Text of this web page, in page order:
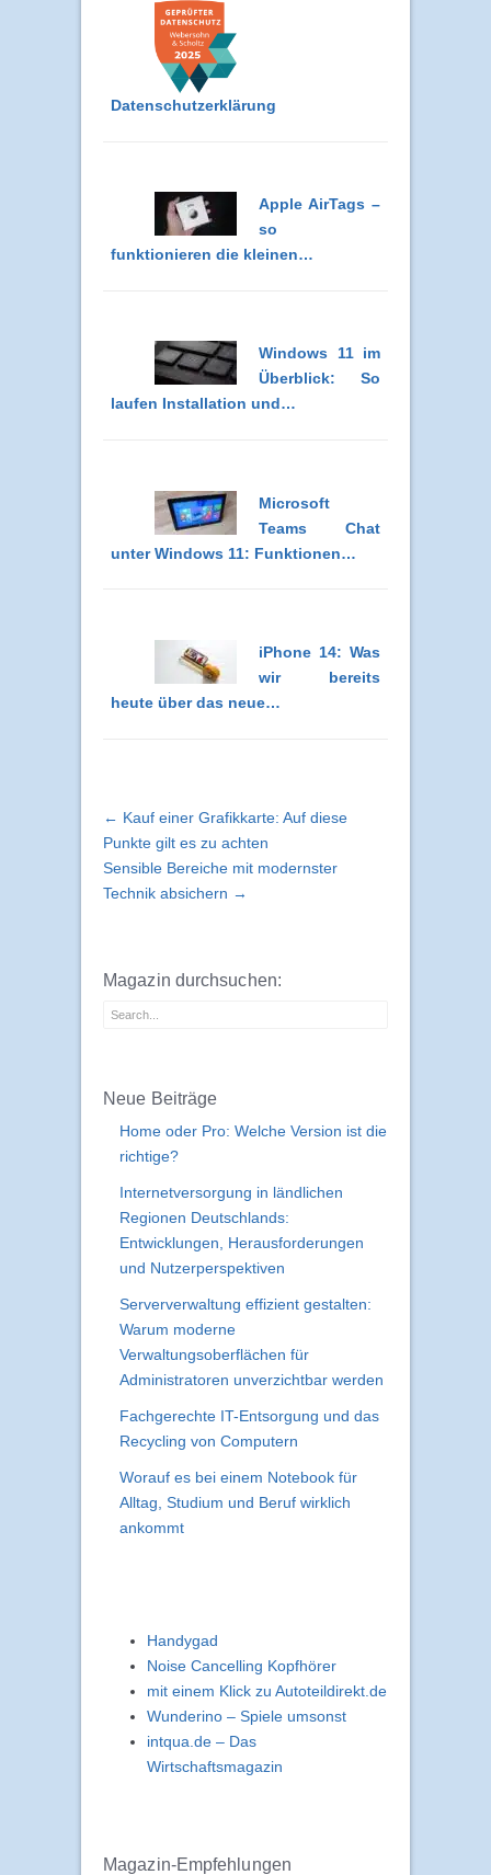
Datenschutzerklärung
Apple AirTags –
so
funktionieren die kleinen…
Windows 11 im
Überblick: So
laufen Installation und…
Microsoft
Teams Chat
unter Windows 11: Funktionen…
iPhone 14: Was
wir bereits
heute über das neue…
← Kauf einer Grafikkarte: Auf diese
Punkte gilt es zu achten
Sensible Bereiche mit modernster
Technik absichern →
Magazin durchsuchen:
Neue Beiträge
Home oder Pro: Welche Version ist die
richtige?
Internetversorgung in ländlichen
Regionen Deutschlands:
Entwicklungen, Herausforderungen
und Nutzerperspektiven
Serververwaltung effizient gestalten:
Warum moderne
Verwaltungsoberflächen für
Administratoren unverzichtbar werden
Fachgerechte IT-Entsorgung und das
Recycling von Computern
Worauf es bei einem Notebook für
Alltag, Studium und Beruf wirklich
ankommt
Handygad
Noise Cancelling Kopfhörer
mit einem Klick zu Autoteildirekt.de
Wunderino – Spiele umsonst
intqua.de – Das
Wirtschaftsmagazin
Magazin-Empfehlungen